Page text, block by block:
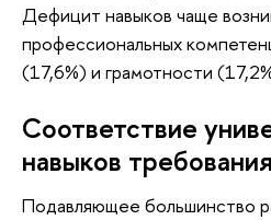
Дефицит навыков чаще
профессиональных
(17,6%) и грамотности
Соответствие
навыков
Подавляющее большинство